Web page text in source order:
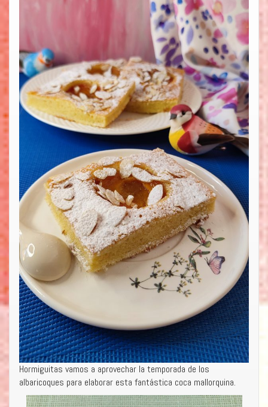
Hormiguitas vamos a aprovechar la temporada de los
albaricoques para elaborar esta fantástica coca mallorquina.